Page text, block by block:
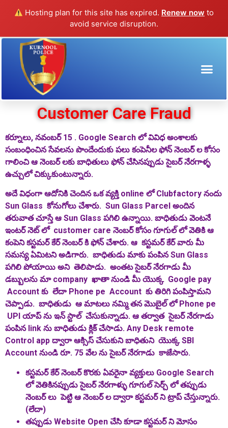
Hosting plan for this site has expired. Renew now to
avoid service disruption.
Customer Care Fraud
Customer Care Fraud
కర్నూలు, నవంబర్ 15 . Google Search లో వివిధ అంశాలకు
సంబంధించిన సేవలను పొందేందుకు పలు కంపెనీల ఫోన్ నెంబర్ ల కోసం
గాలించి ఆ నెంబర్ లకు బాధితులు ఫోన్ చేసినప్పుడు సైబర్ నేరగాళ్ళ
ఉచ్చులో చిక్కుకుంటున్నారు.
అదే విధంగా ఆదోనికి చెందిన ఒక వ్యక్తి online లోC lubfactory నందు
Sun G lass కోనుగోలు చేశారు. Sun Glass Parcel అందిన
తరువాత చూస్తే ఆ Sun Glass పగిలి ఉన్నాయి. బాధితుడు వెంటనే
ఇంటర్ నెట్ లో customer care నెంబర్ కోసం గూగుల్ లో వెతికి ఆ
కంపెని కస్టమర్ కేర్ నెంబర్ కి ఫోన్ చేశారు. ఆ కస్టమర్ కేర్ వారు మీ
సమస్య ఏమిటని అడిగారు. బాధితుడు మాకు పంపినSun G lass
పగిలి పోయాయి అని తెలిపాడు. అంతట సైబర్ నేరగాడు మీ
డబ్బులను మా company ఖాతా నుండి మీ యొక్క Google pay
Account కు లేదా P hone pe Account కు తిరిగి పంపిస్తామని
చెప్పాడు. బాధితుడు ఆ మాటలు నమ్మి తన మొబైల్ లో Phone pe
UPI యాప్ ను ఇన్ స్టాల్ చేసుకున్నాడు. ఆ తర్వాత సైబర్ నేరగాడు
పంపిన link ను బాధితుడు క్లిక్ చేసాడు. Any Desk remote
Control app ద్వారా ఆక్సిస్ చేసుకుని బాధితుని యొక్కSBI
Account నుండి రూ. 75 వేల ను సైబర్ నేరగాడు కాజేసారు.
కస్టమర్ కేర్ నెంబర్ కొరకు ఏవరైనా వ్యక్తులు Google Search
లో వెతికినప్పుడు సైబర్ నేరగాళ్ళు గూగుల్ సెర్చ్ లో తప్పుడు
నెంబర్ లు పెట్టి ఆ నెంబర్ ల ద్వారా కస్టమర్ ని ట్రాప్ చేస్తున్నారు.
(లేదా)
తప్పుడు Website Open చేసి కూడా కస్టమర్ ని మోసం